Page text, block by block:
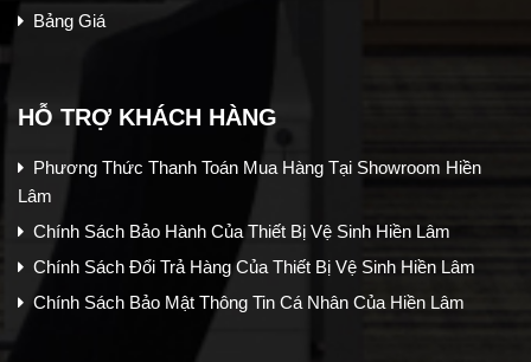
Bảng Giá
HỖ TRỢ KHÁCH HÀNG
Phương Thức Thanh Toán Mua Hàng Tại Showroom Hiền
Lâm
Chính Sách Bảo Hành Của Thiết Bị Vệ Sinh Hiền Lâm
Chính Sách Đổi Trả Hàng Của Thiết Bị Vệ Sinh Hiền Lâm
Chính Sách Bảo Mật Thông Tin Cá Nhân Của Hiền Lâm